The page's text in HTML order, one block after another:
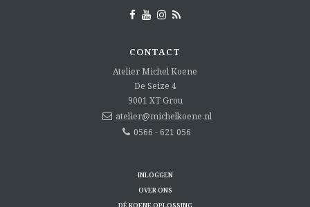
CONTACT
Atelier Michel Koene
De Seize 4
9001 XT Grou
atelier@michelkoene.nl
0566 - 621 056
INLOGGEN
OVER ONS
DÉ KOENE OPLOSSING